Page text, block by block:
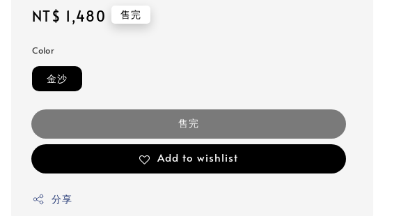
Regular
NT$ 1,480 售完
Color
金沙
售完
Add to wishlist
分享